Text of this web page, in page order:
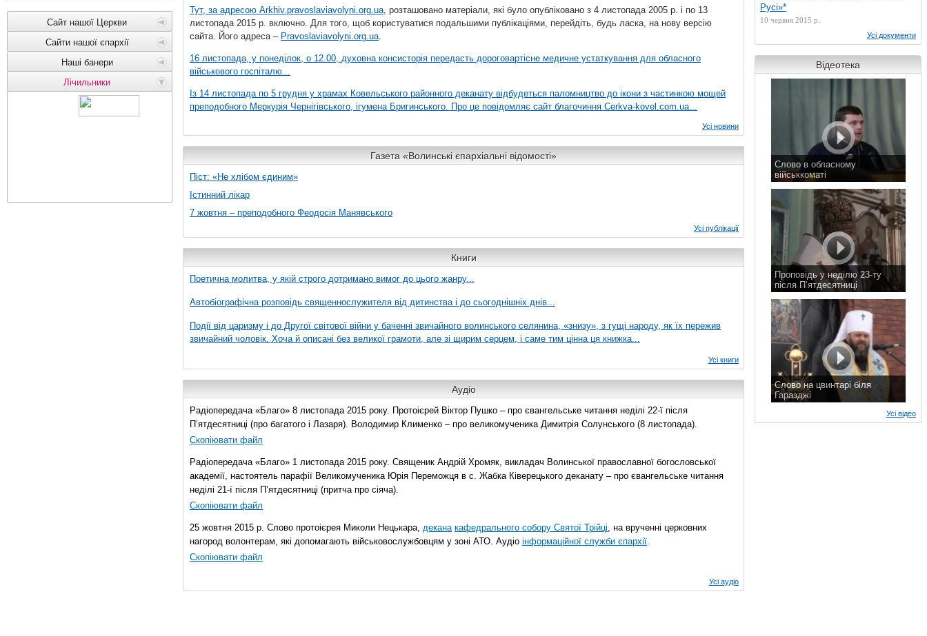
Сайт нашої Церкви
Сайти нашої єпархії
Наші банери
Лічильники
Тут, за адресою Arkhiv.pravoslaviavolyni.org.ua, розташовано матеріали, які було опубліковано з 4 листопада 2005 р. і по 13
листопада 2015 р. включно. Для того, щоб користуватися подальшими публікаціями, перейдіть, будь ласка, на нову версію
сайта. Його адреса – Pravoslaviavolyni.org.ua.
16 листопада, у понеділок, о 12.00, духовна консисторія передасть дороговартісне медичне устаткування для обласного
військового госпіталю...
Із 14 листопада по 5 грудня у храмах Ковельського районного деканату відбудеться паломництво до ікони з частинкою мощей
преподобного Меркурія Чернігівського, ігумена Бригинського. Про це повідомляє сайт благочиння Сerkva-kovel.com.ua...
Усі новини
Газета «Волинські єпархіальні відомості»
Піст: «Не хлібом єдиним»
Істинний лікар
7 жовтня – преподобного Феодосія Манявського
Усі публікації
Книги
Поетична молитва, у якій строго дотримано вимог до цього жанру...
Автобіографічна розповідь священнослужителя від дитинства і до сьогоднішніх днів...
Події від царизму і до Другої світової війни у баченні звичайного волинського селянина, «знизу», з гущі народу, як їх пережив
звичайний чоловік. Хоча й описані без великої грамоти, але зі щирим серцем, і саме тим цінна ця книжка...
Усі книги
Аудіо
Радіопередача «Благо» 8 листопада 2015 року. Протоієрей Віктор Пушко – про євангельське читання неділі 22-ї після
П’ятдесятниці (про багатого і Лазаря). Володимир Клименко – про великомученика Димитрія Солунського (8 листопада).
Скопіювати файл
Радіопередача «Благо» 1 листопада 2015 року. Священик Андрій Хромяк, викладач Волинської православної богословської
академії, настоятель парафії Великомученика Юрія Переможця в с. Жабка Ківерецького деканату – про євангельське читання
неділі 21-ї після П’ятдесятниці (притча про сіяча).
Скопіювати файл
25 жовтня 2015 р. Слово протоієрея Миколи Нецькара, декана кафедрального собору Святої Трійці, на врученні церковних
нагород волонтерам, які допомагають військовослужбовцям у зоні АТО. Аудіо інформаційної служби єпархії.
Скопіювати файл
Усі аудіо
Русі»*
10 червня 2015 р.
Усі документи
Відеотека
Слово в обласному
військкоматі
Проповідь у неділю 23-ту
після П’ятдесятниці
Слово на цвинтарі біля
Гаразджі
Усі відео